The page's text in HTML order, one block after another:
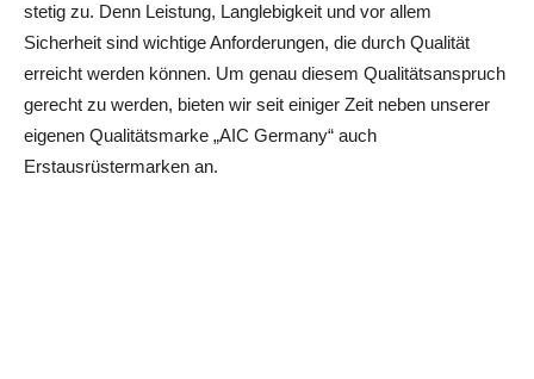
stetig zu. Denn Leistung, Langlebigkeit und vor allem
Sicherheit sind wichtige Anforderungen, die durch Qualität
erreicht werden können. Um genau diesem Qualitätsanspruch
gerecht zu werden, bieten wir seit einiger Zeit neben unserer
eigenen Qualitätsmarke „AIC Germany“ auch
Erstausrüstermarken an.